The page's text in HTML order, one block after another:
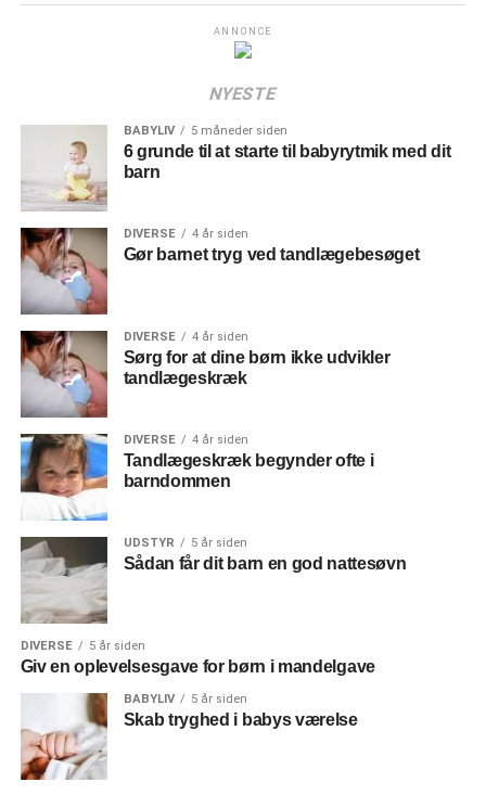
ANNONCE
NYESTE
BABYLIV 5 måneder siden
6 grunde til at starte til babyrytmik med dit
barn
DIVERSE 4 år siden
Gør barnet tryg ved tandlægebesøget
DIVERSE 4 år siden
Sørg for at dine børn ikke udvikler
tandlægeskræk
DIVERSE 4 år siden
Tandlægeskræk begynder ofte i
barndommen
UDSTYR 5 år siden
Sådan får dit barn en god nattesøvn
DIVERSE 5 år siden
Giv en oplevelsesgave for børn i mandelgave
BABYLIV 5 år siden
Skab tryghed i babys værelse